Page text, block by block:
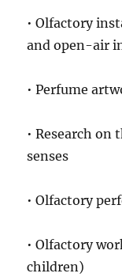
• Olfactory
and open-air
• Perfume
• Research on
senses
• Olfactory
• Olfactory
children)